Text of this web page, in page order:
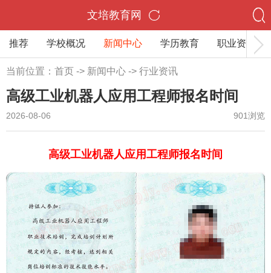
文培教育网
推荐 学校概况 新闻中心 学历教育 职业资格
当前位置： 首页 -> 新闻中心 -> 行业资讯
高级工业机器人应用工程师报名时间
2026-08-06 901浏览
高级工业机器人应用工程师报名时间